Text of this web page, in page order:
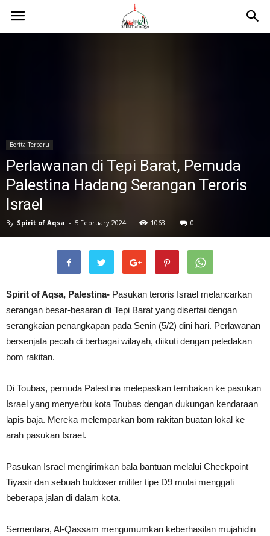
Berita Terbaru
Perlawanan di Tepi Barat, Pemuda
Palestina Hadang Serangan Teroris
Israel
By Spirit of Aqsa - 5 February 2024 1063 0
Spirit of Aqsa, Palestina- Pasukan teroris Israel melancarkan
serangan besar-besaran di Tepi Barat yang disertai dengan
serangkaian penangkapan pada Senin (5/2) dini hari. Perlawanan
bersenjata pecah di berbagai wilayah, diikuti dengan peledakan
bom rakitan.
Di Toubas, pemuda Palestina melepaskan tembakan ke pasukan
Israel yang menyerbu kota Toubas dengan dukungan kendaraan
lapis baja. Mereka melemparkan bom rakitan buatan lokal ke
arah pasukan Israel.
Pasukan Israel mengirimkan bala bantuan melalui Checkpoint
Tiyasir dan sebuah buldoser militer tipe D9 mulai menggali
beberapa jalan di dalam kota.
Sementara, Al-Qassam mengumumkan keberhasilan mujahidin